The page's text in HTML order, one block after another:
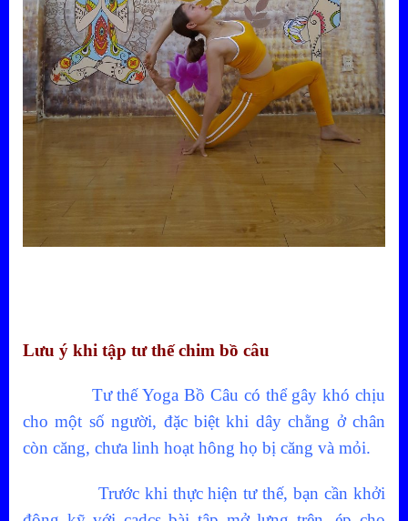
Lưu ý khi tập tư thế chim bồ câu
Tư thế Yoga Bồ Câu có thể gây khó chịu
cho một số người, đặc biệt khi dây chằng ở chân
còn căng, chưa linh hoạt hông họ bị căng và mỏi.
Trước khi thực hiện tư thế, bạn cần khởi